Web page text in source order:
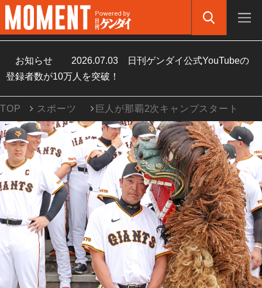
お知らせ 2026.07.03
日刊ゲンダイ公式YouTubeの
登録者数が10万人を突破！
TOP スポーツ 巨人が那覇2次キャンプスタート